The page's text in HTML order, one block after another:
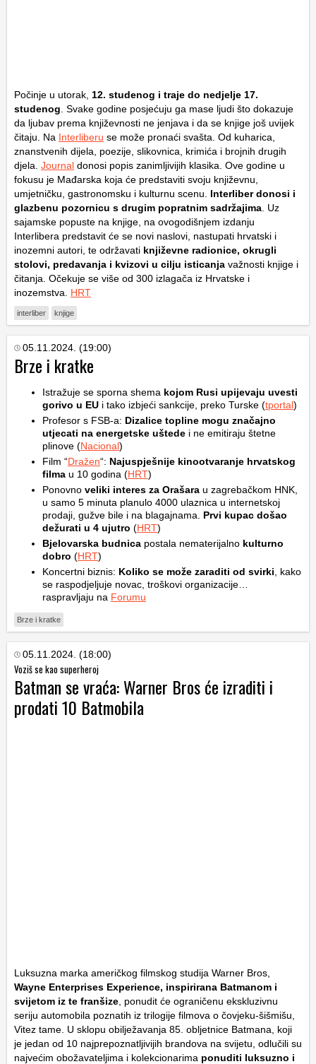
Počinje u utorak, 12. studenog i traje do nedjelje 17.
studenog . Svake godine posjećuju ga mase ljudi što dokazuje
da ljubav prema književnosti ne jenjava i da se knjige još uvijek
čitaju. Na Interliberu se može pronaći svašta. Od kuharica,
znanstvenih dijela, poezije, slikovnica, krimića i brojnih drugih
djela. Journal donosi popis zanimljivijih klasika. Ove godine u
fokusu je Mađarska koja će predstaviti svoju književnu,
umjetničku, gastronomsku i kulturnu scenu. Interliber donosi i
glazbenu pozornicu s drugim popratnim sadržajima . Uz
sajamske popuste na knjige, na ovogodišnjem izdanju
Interlibera predstavit će se novi naslovi, nastupati hrvatski i
inozemni autori, te održavati književne radionice, okrugli
stolovi, predavanja i kvizovi u cilju isticanja važnosti knjige i
čitanja. Očekuje se više od 300 izlagača iz Hrvatske i
inozemstva. HRT
interliber knjige
05.11.2024. (19:00)
Brze i kratke
Istražuje se sporna shema kojom Rusi upijevaju uvesti
gorivo u EU i tako izbjeći sankcije, preko Turske (tportal)
Profesor s FSB-a: Dizalice topline mogu značajno
utjecati na energetske uštede i ne emitiraju štetne
plinove (Nacional)
Film “Dražen“: Najuspješnije kinootvaranje hrvatskog
filma u 10 godina (HRT)
Ponovno veliki interes za Orašara u zagrebačkom HNK,
u samo 5 minuta planulo 4000 ulaznica u internetskoj
prodaji, gužve bile i na blagajnama. Prvi kupac došao
dežurati u 4 ujutro (HRT)
Bjelovarska budnica postala nematerijalno kulturno
dobro (HRT)
Koncertni biznis: Koliko se može zaraditi od svirki , kako
se raspodjeljuje novac, troškovi organizacije…
raspravljaju na Forumu
Brze i kratke
05.11.2024. (18:00)
Voziš se kao superheroj
Batman se vraća: Warner Bros će izraditi i
prodati 10 Batmobila
Luksuzna marka američkog filmskog studija Warner Bros,
Wayne Enterprises Experience, inspirirana Batmanom i
svijetom iz te franšize , ponudit će ograničenu ekskluzivnu
seriju automobila poznatih iz trilogije filmova o čovjeku-šišmišu,
Vitez tame. U sklopu obilježavanja 85. obljetnice Batmana, koji
je jedan od 10 najprepoznatljivijih brandova na svijetu, odlučili su
najvećim obožavateljima i kolekcionarima ponuditi luksuzno i